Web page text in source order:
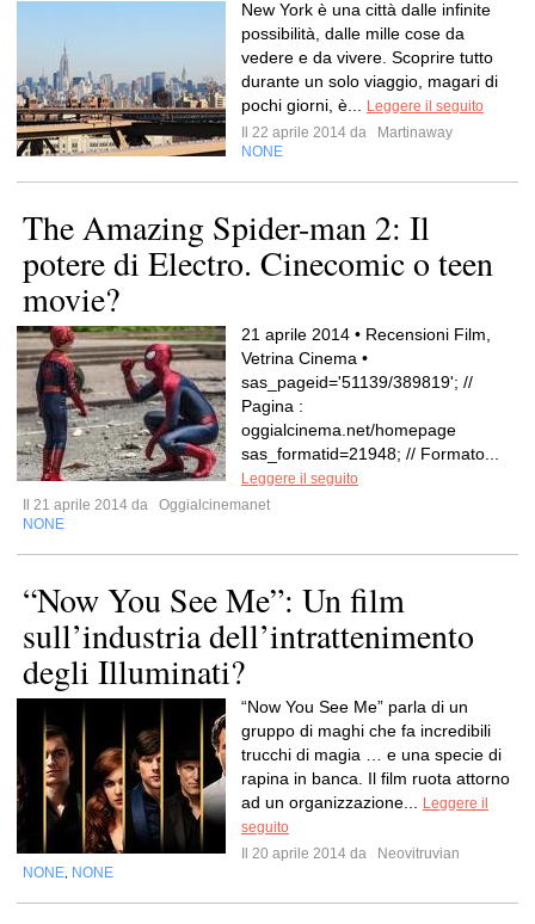
New York è una città dalle infinite
possibilità, dalle mille cose da
vedere e da vivere. Scoprire tutto
durante un solo viaggio, magari di
pochi giorni, è...
Leggere il seguito
Il 22 aprile 2014 da
Martinaway
NONE
The Amazing Spider-man 2: Il
potere di Electro. Cinecomic o teen
movie?
21 aprile 2014 • Recensioni Film,
Vetrina Cinema •
sas_pageid='51139/389819'; //
Pagina :
oggialcinema.net/homepage
sas_formatid=21948; // Formato...
Leggere il seguito
Il 21 aprile 2014 da
Oggialcinemanet
NONE
“Now You See Me”: Un film
sull’industria dell’intrattenimento
degli Illuminati?
“Now You See Me” parla di un
gruppo di maghi che fa incredibili
trucchi di magia … e una specie di
rapina in banca. Il film ruota attorno
ad un organizzazione...
Leggere il
seguito
Il 20 aprile 2014 da
Neovitruvian
NONE NONE